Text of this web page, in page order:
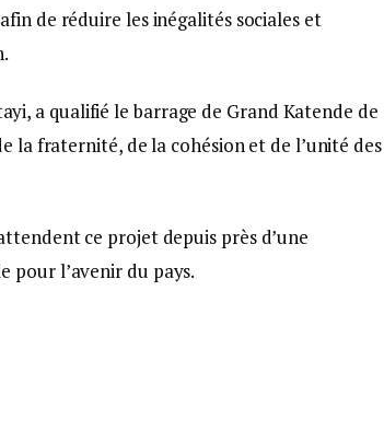
de réduire les inégalités sociales et
a qualifié le barrage de Grand Katende de
la fraternité, de la cohésion et de l’unité des
ce projet depuis près d’une
pour l’avenir du pays.